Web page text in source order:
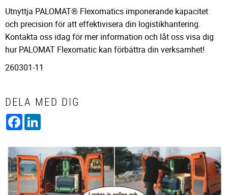
Utnyttja PALOMAT® Flexomatics imponerande kapacitet
och precision för att effektivisera din logistikhantering.
Kontakta oss idag för mer information och låt oss visa dig
hur PALOMAT Flexomatic kan förbättra din verksamhet!
260301-11
DELA MED DIG
Facebook